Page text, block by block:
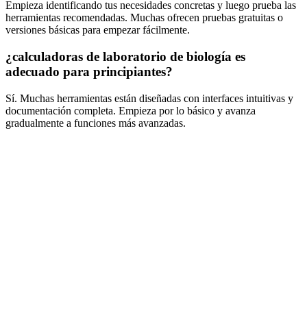
Empieza identificando tus necesidades concretas y luego prueba las
herramientas recomendadas. Muchas ofrecen pruebas gratuitas o
versiones básicas para empezar fácilmente.
¿calculadoras de laboratorio de biología es
adecuado para principiantes?
Sí. Muchas herramientas están diseñadas con interfaces intuitivas y
documentación completa. Empieza por lo básico y avanza
gradualmente a funciones más avanzadas.